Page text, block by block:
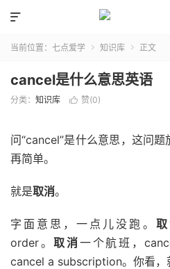

当前位置： 七点爱学  知识库  正文
cancel是什么意思英语
分类： 知识库  赞(0)
问“cancel”是什么意思，这问
再简单。
就是取消。
字面意思，一点儿没跑。
order。取消一个航班，
cancel a subscription。你看，